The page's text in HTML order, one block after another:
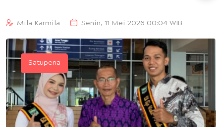
Mila Karmila Senin, 11 Mei 2026 00:04 WIB
Satupena